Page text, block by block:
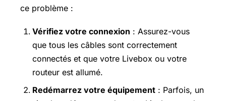
ce problème :
Vérifiez votre connexion : Assurez-vous
que tous les câbles sont correctement
connectés et que votre Livebox ou votre
routeur est allumé.
Redémarrez votre équipement : Parfois, un